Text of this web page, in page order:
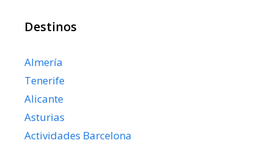
Destinos
Almería
Tenerife
Alicante
Asturias
Actividades Barcelona